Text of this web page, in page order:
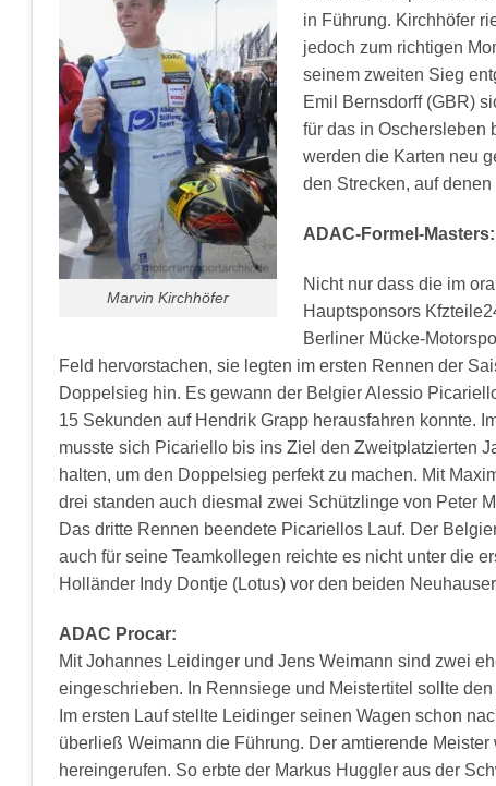
Marvin Kirchhöfer
in Führung. Kirchhöfer
jedoch zum richtigen
seinem zweiten Sieg
Emil Bernsdorff (GBR)
für das in Oschersleben
werden die Karten neu
den Strecken, auf
ADAC-Formel-Masters:
Nicht nur dass die im
Hauptsponsors
Berliner Mücke-
Feld hervorstachen, sie legten im ersten Rennen der
Doppelsieg hin. Es gewann der Belgier Alessio
15 Sekunden auf Hendrik Grapp herausfahren konnte.
musste sich Picariello bis ins Ziel den Zweitplatzierten
halten, um den Doppelsieg perfekt zu machen. Mit
drei standen auch diesmal zwei Schützlinge von Peter
Das dritte Rennen beendete Picariellos Lauf. Der
auch für seine Teamkollegen reichte es nicht unter die
Holländer Indy Dontje (Lotus) vor den beiden
ADAC Procar:
Mit Johannes Leidinger und Jens Weimann sind zwei
eingeschrieben. In Rennsiege und Meistertitel sollte
Im ersten Lauf stellte Leidinger seinen Wagen schon
überließ Weimann die Führung. Der amtierende
hereingerufen. So erbte der Markus Huggler aus der